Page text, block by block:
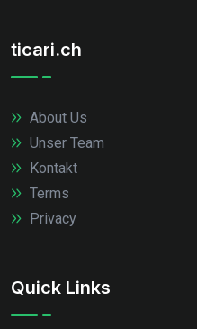
ticari.ch
About Us
Unser Team
Kontakt
Terms
Privacy
Quick Links